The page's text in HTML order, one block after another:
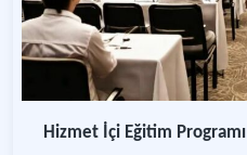
Hizmet İçi Eğitim Programı